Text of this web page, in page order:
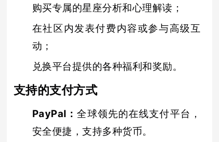
购买专属的星座分析和心理解读；
在社区内发表付费内容或参与高级互
动；
兑换平台提供的各种福利和奖励。
支持的支付方式
PayPal ：全球领先的在线支付平台，
安全便捷，支持多种货币。